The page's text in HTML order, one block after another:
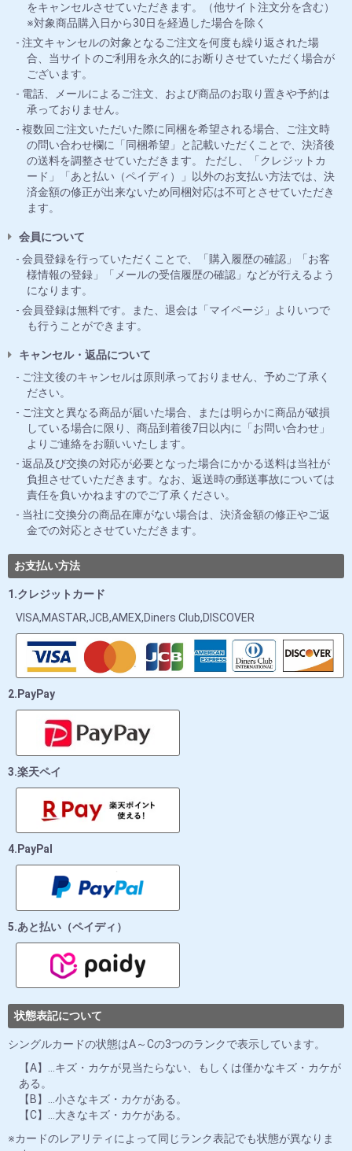
をキャンセルさせていただきます。（他サイト注文分を含む）
※対象商品購入日から30日を経過した場合を除く
注文キャンセルの対象となるご注文を何度も繰り返された場
合、当サイトのご利用を永久的にお断りさせていただく場合が
ございます。
電話、メールによるご注文、および商品のお取り置きや予約は
承っておりません。
複数回ご注文いただいた際に同梱を希望される場合、ご注文時
の問い合わせ欄に「同梱希望」と記載いただくことで、決済後
の送料を調整させていただきます。 ただし、「クレジットカ
ード」「あと払い（ペイディ）」以外のお支払い方法では、決
済金額の修正が出来ないため同梱対応は不可とさせていただき
ます。
会員について
会員登録を行っていただくことで、「購入履歴の確認」「お客
様情報の登録」「メールの受信履歴の確認」などが行えるよう
になります。
会員登録は無料です。また、退会は「マイページ」よりいつで
も行うことができます。
キャンセル・返品について
ご注文後のキャンセルは原則承っておりません、予めご了承く
ださい。
ご注文と異なる商品が届いた場合、または明らかに商品が破損
している場合に限り、商品到着後7日以内に「お問い合わせ」
よりご連絡をお願いいたします。
返品及び交換の対応が必要となった場合にかかる送料は当社が
負担させていただきます。なお、返送時の郵送事故については
責任を負いかねますのでご了承ください。
当社に交換分の商品在庫がない場合は、決済金額の修正やご返
金での対応とさせていただきます。
お支払い方法
1.クレジットカード
VISA,MASTAR,JCB,AMEX,Diners Club,DISCOVER
2.PayPay
3.楽天ペイ
4.PayPal
5.あと払い（ペイディ）
状態表記について
シングルカードの状態はA～Cの3つのランクで表示しています。
【A】…キズ・カケが見当たらない、もしくは僅かなキズ・カケが
ある。
【B】…小さなキズ・カケがある。
【C】…大きなキズ・カケがある。
カードのレアリティによって同じランク表記でも状態が異なりま